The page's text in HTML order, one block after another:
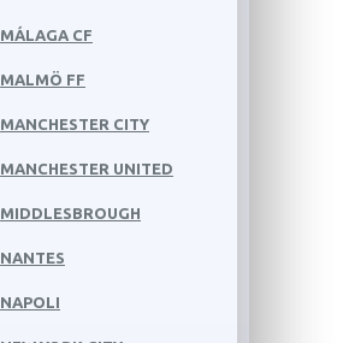
MÁLAGA CF
MALMÖ FF
MANCHESTER CITY
MANCHESTER UNITED
MIDDLESBROUGH
NANTES
NAPOLI